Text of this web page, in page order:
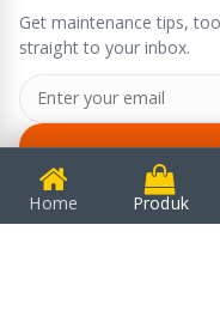
Get maintenance tips,
straight to your inbox.
Unsubscribe anytime in one
Home Produk